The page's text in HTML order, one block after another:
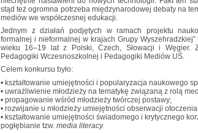
stąd też ogromna potrzeba międzynarodowej debaty na
mediów we współczesnej edukacji.
Jednym z działań podjętych w ramach projektu
formalnej i nieformalnej w krajach Grupy Wyszehradzkiej”
wieku 16–19 lat z Polski, Czech, Słowacji i Węgier.
Pedagogiki Wczesnoszkolnej i Pedagogiki Mediów UŚ.
Celem konkursu było:
• kształtowanie umiejętności i popularyzacja naukowego
• uwrażliwienie młodzieży na tematykę związaną z rolą
• propagowanie wśród młodzieży twórczej postawy;
• rozwijanie u młodzieży umiejętności obserwacji
• kształtowanie umiejętności świadomego i krytycznego
pogłębianie tzw. media literacy.